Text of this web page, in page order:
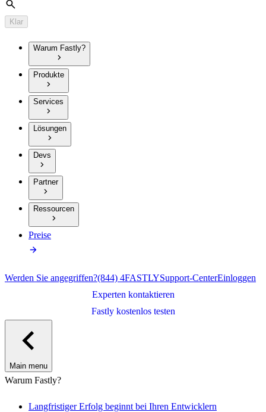
Suche
Klar
Warum Fastly?
Produkte
Services
Lösungen
Devs
Partner
Ressourcen
Preise
Werden Sie angegriffen?(844) 4FASTLYSupport-CenterEinloggen
Experten kontaktieren
Fastly kostenlos testen
Main menu
Warum Fastly?
Langfristiger Erfolg beginnt bei Ihren Entwicklern